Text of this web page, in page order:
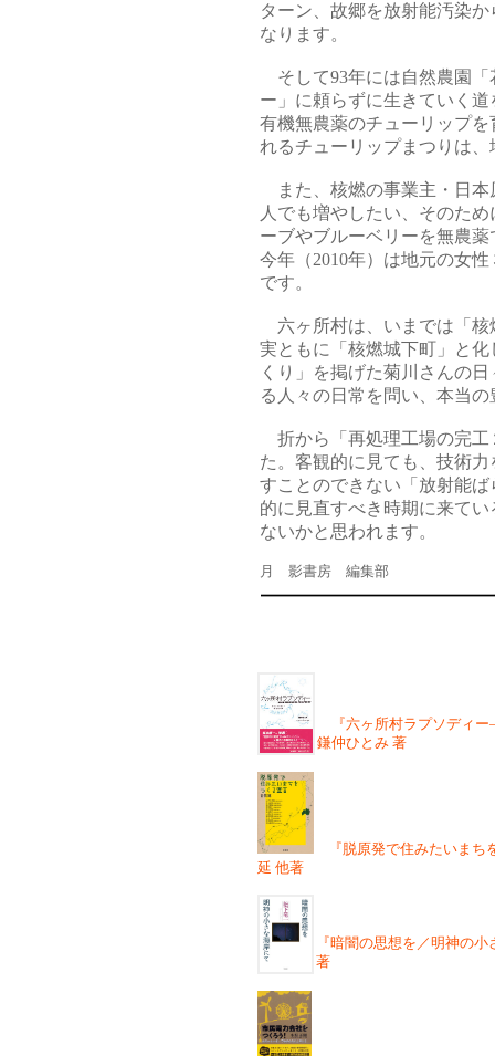
ターン、故郷を放射能汚染
なります。
そして93年には自然農園「
ー」に頼らずに生きていく
有機無農薬のチューリップ
れるチューリップまつりは
また、核燃の事業主・日本
人でも増やしたい、そのた
ーブやブルーベリーを無農
今年（2010年）は地元の女
です。
六ヶ所村は、いまでは「核
実ともに「核燃城下町」と
くり」を掲げた菊川さんの
る人々の日常を問い、本当
折から「再処理工場の完工
た。客観的に見ても、技術
すことのできない「放射能
的に見直すべき時期に来て
ないかと思われます。
月 影書房 編集部
『六ヶ所村ラプソディ
鎌仲ひとみ 著
『脱原発で住みたいまち
延 他著
『暗闇の思想を／明神の
著